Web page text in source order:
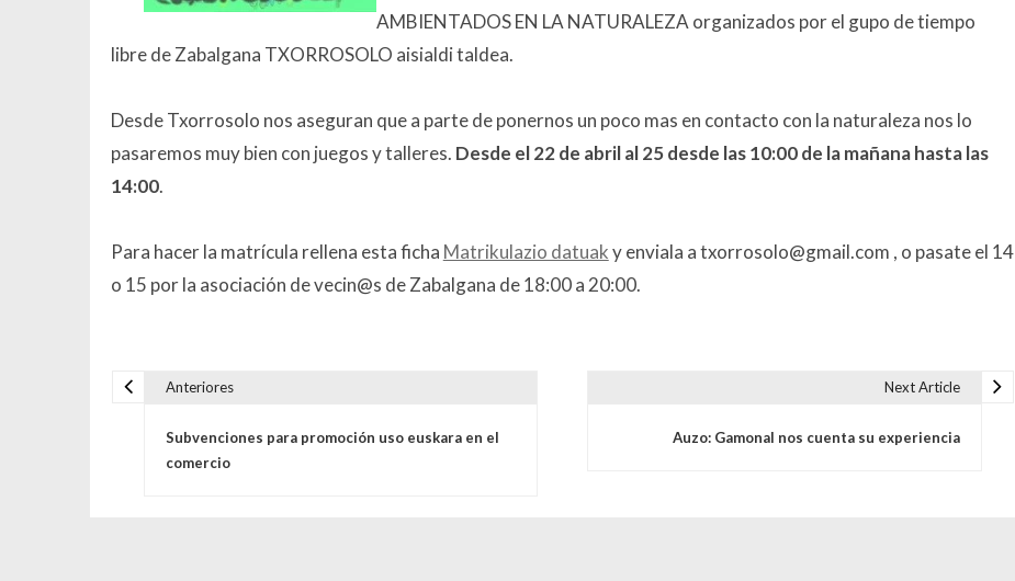
AMBIENTADOS EN LA NATURALEZA organizados por el gupo de tiempo
libre de Zabalgana TXORROSOLO aisialdi taldea.
Desde Txorrosolo nos aseguran que a parte de ponernos un poco mas en contacto con la naturaleza nos lo
pasaremos muy bien con juegos y talleres. Desde el 22 de abril al 25 desde las 10:00 de la mañana hasta las
14:00.
Para hacer la matrícula rellena esta ficha Matrikulazio datuaky enviala a txorrosolo@gmail.com , o pasate el 14
o 15 por la asociación de vecin@s de Zabalgana de 18:00 a 20:00.
Anteriores
Subvenciones para promoción uso euskara en el
comercio
Next Article
Auzo: Gamonal nos cuenta su experiencia